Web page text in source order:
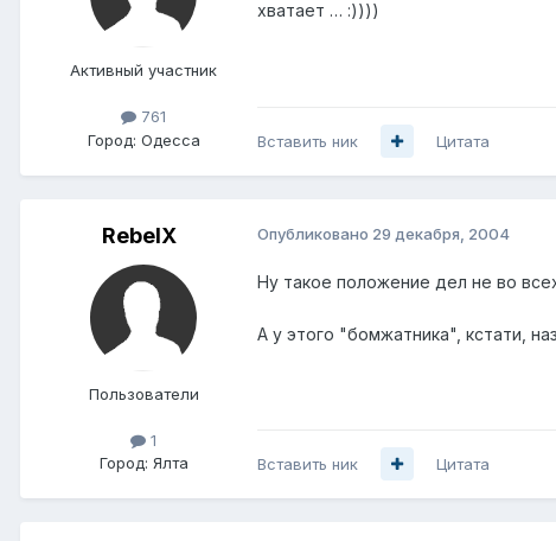
Активный участник
761
Город: Одесса
хватает … :))))
Вставить ник Цитата
RebelX
Пользователи
1
Город: Ялта
Опубликовано 29 декабря, 2004
Ну такое положение дел не во
А у этого "бомжатника", кстати,
Вставить ник Цитата